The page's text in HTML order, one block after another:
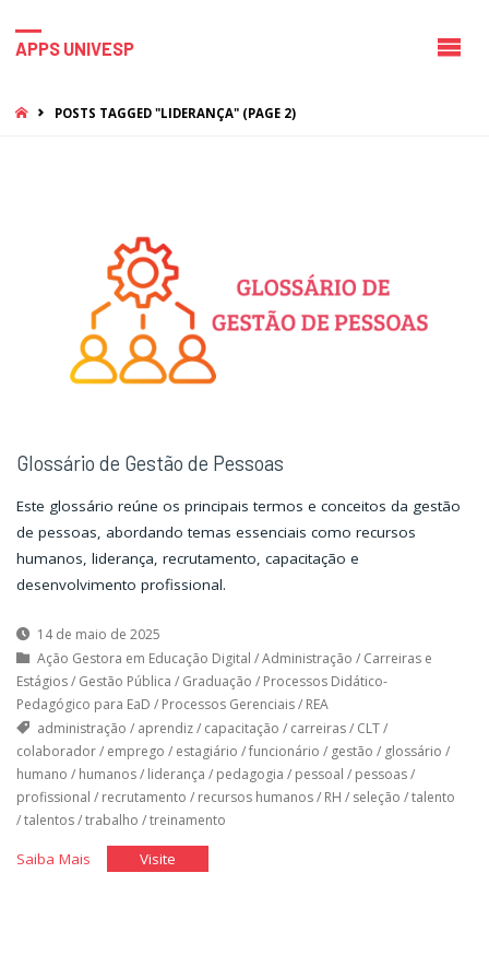
APPS UNIVESP
HOMEPOSTS TAGGED "LIDERANÇA"(PAGE 2)
Glossário de Gestão de Pessoas
Este glossário reúne os principais termos e conceitos da gestão
de pessoas, abordando temas essenciais como recursos
humanos, liderança, recrutamento, capacitação e
desenvolvimento profissional.
14 de maio de 2025
Ação Gestora em Educação Digital /Administração / Carreiras e
Estágios/ Gestão Pública / Graduação / Processos Didático-
Pedagógico para EaD / Processos Gerenciais/ REA
administração / aprendiz/ capacitação / carreiras/ CLT/
colaborador/ emprego / estagiário /funcionário / gestão / glossário /
humano / humanos/ liderança / pedagogia / pessoal / pessoas/
profissional / recrutamento / recursos humanos/ RH / seleção /talento
/talentos/trabalho /treinamento
Saiba Mais"GlossárioVisite"Glossário